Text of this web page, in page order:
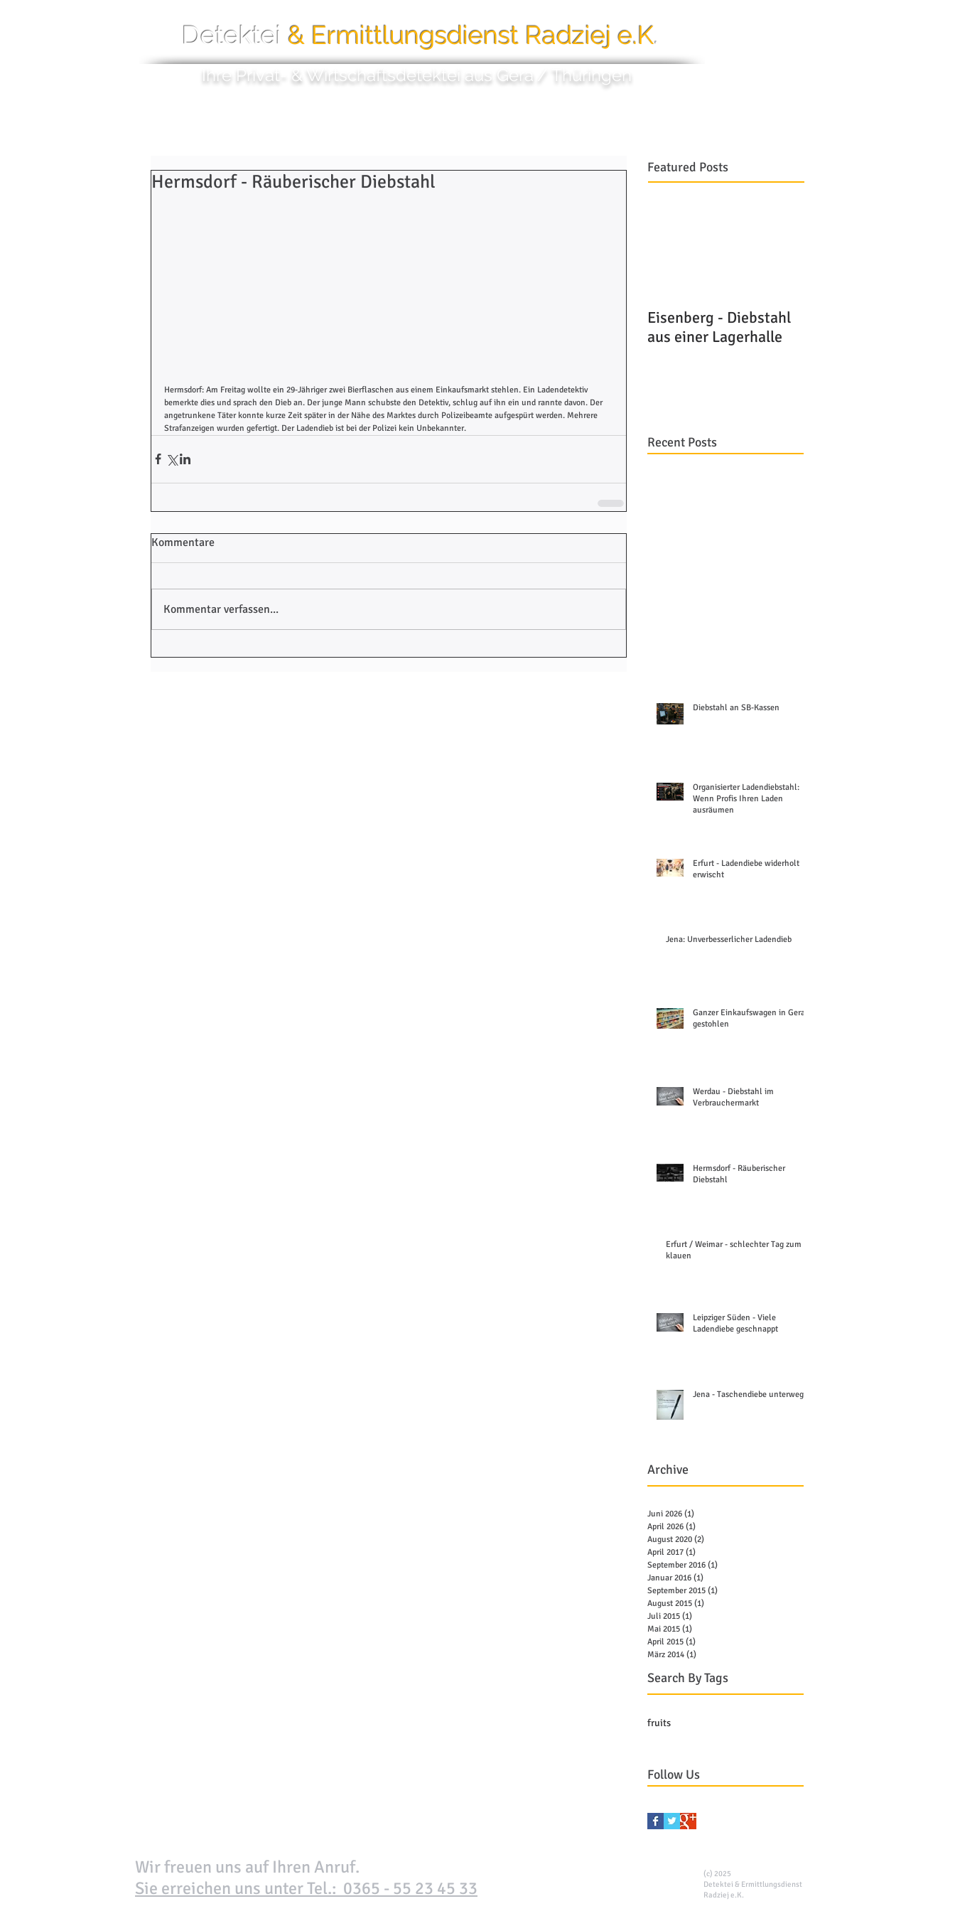
Detektei & Ermittlungsdienst Radziej e.K.
Ihre Privat- & Wirtschaftsdetektei aus Gera / Thüringen
Hermsdorf - Räuberischer Diebstahl
Hermsdorf: Am Freitag wollte ein 29-Jähriger zwei Bierflaschen aus einem Einkaufsmarkt stehlen. Ein Ladendetektiv
bemerkte dies und sprach den Dieb an. Der junge Mann schubste den Detektiv, schlug auf ihn ein und rannte davon. Der
angetrunkene Täter konnte kurze Zeit später in der Nähe des Marktes durch Polizeibeamte aufgespürt werden. Mehrere
Strafanzeigen wurden gefertigt. Der Ladendieb ist bei der Polizei kein Unbekannter.
Kommentare
Kommentar verfassen...
Featured Posts
Eisenberg - Diebstahl
aus einer Lagerhalle
Recent Posts
Diebstahl an SB-Kassen
Organisierter Ladendiebstahl:
Wenn Profis Ihren Laden
ausräumen
Erfurt - Ladendiebe widerholt
erwischt
Jena: Unverbesserlicher Ladendieb
Ganzer Einkaufswagen in Gera
gestohlen
Werdau - Diebstahl im
Verbrauchermarkt
Hermsdorf - Räuberischer
Diebstahl
Erfurt / Weimar - schlechter Tag zum
klauen
Leipziger Süden - Viele
Ladendiebe geschnappt
Jena - Taschendiebe unterwegs
Archive
Juni 2026 (1)
April 2026 (1)
August 2020 (2)
April 2017 (1)
September 2016 (1)
Januar 2016 (1)
September 2015 (1)
August 2015 (1)
Juli 2015 (1)
Mai 2015 (1)
April 2015 (1)
März 2014 (1)
Search By Tags
fruits
Follow Us
Wir freuen uns auf Ihren Anruf.
Sie erreichen uns unter Tel.: 0365 - 55 23 45 33
(c) 2025
Detektei & Ermittlungsdienst
Radziej e.K.